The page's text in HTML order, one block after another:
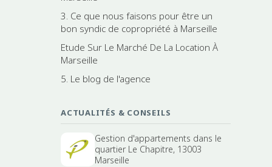
3. Ce que nous faisons pour être un
bon syndic de copropriété à Marseille
Etude Sur Le Marché De La Location À
Marseille
5. Le blog de l'agence
ACTUALITÉS & CONSEILS
Gestion d'appartements dans le
quartier Le Chapitre, 13003
Marseille